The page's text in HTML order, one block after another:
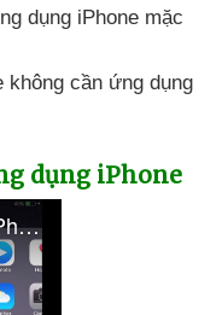
dụng iPhone mặc
không cần ứng dụng
dụng iPhone